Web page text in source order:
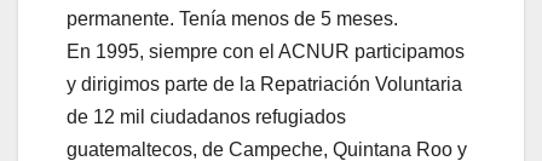
permanente. Tenía menos de 5 meses.
En 1995, siempre con el ACNUR participamos
y dirigimos parte de la Repatriación Voluntaria
de 12 mil ciudadanos refugiados
guatemaltecos, de Campeche, Quintana Roo y